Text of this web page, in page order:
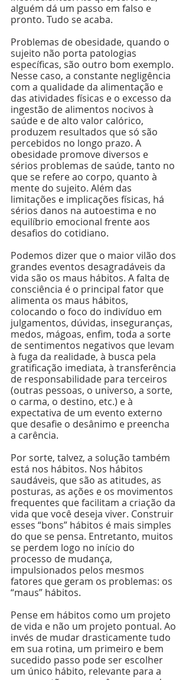
alguém dá um passo em falso e
pronto. Tudo se acaba.
Problemas de obesidade, quando o
sujeito não porta patologias
específicas, são outro bom exemplo.
Nesse caso, a constante negligência
com a qualidade da alimentação e
das atividades físicas e o excesso da
ingestão de alimentos nocivos à
saúde e de alto valor calórico,
produzem resultados que só são
percebidos no longo prazo. A
obesidade promove diversos e
sérios problemas de saúde, tanto no
que se refere ao corpo, quanto à
mente do sujeito. Além das
limitações e implicações físicas, há
sérios danos na autoestima e no
equilíbrio emocional frente aos
desafios do cotidiano.
Podemos dizer que o maior vilão dos
grandes eventos desagradáveis da
vida são os maus hábitos. A falta de
consciência é o principal fator que
alimenta os maus hábitos,
colocando o foco do indivíduo em
julgamentos, dúvidas, inseguranças,
medos, mágoas, enfim, toda a sorte
de sentimentos negativos que levam
à fuga da realidade, à busca pela
gratificação imediata, à transferência
de responsabilidade para terceiros
(outras pessoas, o universo, a sorte,
o carma, o destino, etc.) e à
expectativa de um evento externo
que desafie o desânimo e preencha
a carência.
Por sorte, talvez, a solução também
está nos hábitos. Nos hábitos
saudáveis, que são as atitudes, as
posturas, as ações e os movimentos
frequentes que facilitam a criação da
vida que você deseja viver. Construir
esses “bons” hábitos é mais simples
do que se pensa. Entretanto, muitos
se perdem logo no início do
processo de mudança,
impulsionados pelos mesmos
fatores que geram os problemas: os
“maus” hábitos.
Pense em hábitos como um projeto
de vida e não um projeto pontual. Ao
invés de mudar drasticamente tudo
em sua rotina, um primeiro e bem
sucedido passo pode ser escolher
um único hábito, relevante para a